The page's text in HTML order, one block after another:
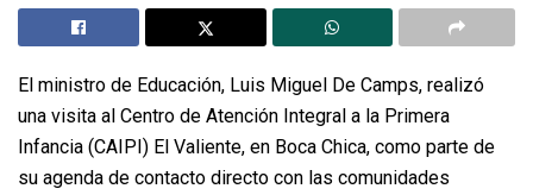
El ministro de Educación, Luis Miguel De Camps, realizó
una visita al Centro de Atención Integral a la Primera
Infancia (CAIPI) El Valiente, en Boca Chica, como parte de
su agenda de contacto directo con las comunidades